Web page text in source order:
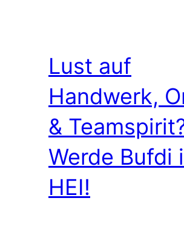
Lust auf
Handwerk,
&
Werde Bufdi
HEI!